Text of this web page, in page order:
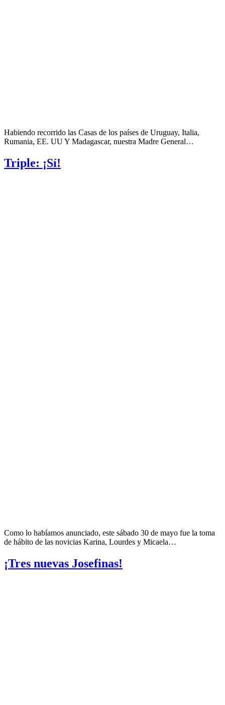
Habiendo recorrido las Casas de los países de Uruguay, Italia,
Rumania, EE. UU Y Madagascar, nuestra Madre General…
Triple: ¡Sí!
Como lo habíamos anunciado, este sábado 30 de mayo fue la toma
de hábito de las novicias Karina, Lourdes y Micaela…
¡Tres nuevas Josefinas!